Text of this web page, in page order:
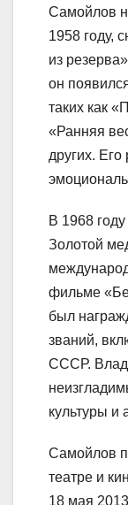
Самойлов
1958 году,
из
он
таких как
«Ранняя
других. Его
В 1968
Золотой
фильме
был
званий,
СССР.
культуры и
Самойлов
театре и
18 мая